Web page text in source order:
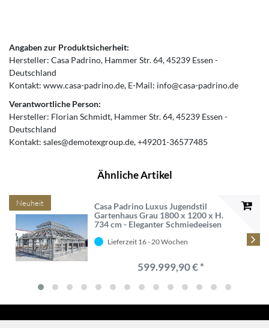
Angaben zur Produktsicherheit:
Hersteller: Casa Padrino Hammer Str.64 45239 Essen
Deutschland
Kontakt: www.casa-padrino.de E-Mail: info@casa-padrino.de
Verantwortliche Person:
Hersteller: Florian Schmidt Hammer Str.64 45239 Essen
Deutschland
Kontakt: sales@demotexgroup.de +49201-36577485
Ähnliche Artikel
Neuheit
Casa Padrino Luxus Jugendstil
Gartenhaus Grau 1800 x 1200 x H.
734 cm - Eleganter Schmiedeeisen
Lieferzeit 16 - 20 Wochen
599.999,90 € *